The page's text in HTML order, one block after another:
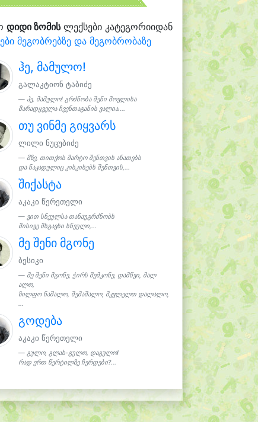
დიდი ზომისლექსები კატეგორიიდან
მეგობრებზე და მეგობრობაზე
ჰე, მამულო!
გალაკტიონ ტაბიძე
ჰე, მამულო! გრძნობა შენი მოვლისა
მარადყველა ჩვენთაგანის ვალია....
თუ ვინმე გიყვარს
ლილი ნუცუბიძე
მზე, თითქოს მარტო შენთვის ანათებს
და ნაკადულიც კისკისებს შენთვის,...
შიქასტა
აკაკი წერეთელი
ვით სნეულსა თანაუგრძნობს
მისივე მსგავსი სნეული,...
მე შენი მგონე
ბესიკი
მე შენი მგონე, ჭირს შემკონე, დამწვი, მალ
ალო,
ზილფო ნაშალო, შემაშალო, მკვლელთ დალალო,
...
გოდება
აკაკი წერეთელი
გულო, გლახ-გულო, დაგულო!
რად ერთ წერტილზე ჩერდები?...